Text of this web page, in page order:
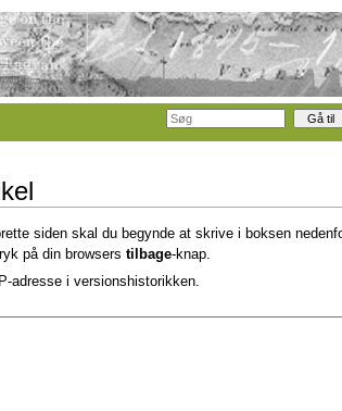
siden skal du begynde at skrive i boksen
på din browsers tilbage-knap.
adresse i versionshistorikken.